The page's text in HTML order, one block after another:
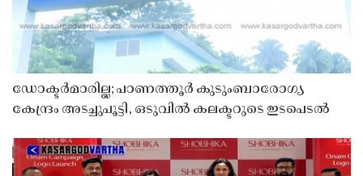
ഡോക്ടർമാരില്ല; പാണത്തൂർ കുടുംബാരോഗ്യ
കേന്ദ്രം അടച്ചുപൂട്ടി, ഒടുവിൽ കലക്ടറുടെ ഇടപെടൽ